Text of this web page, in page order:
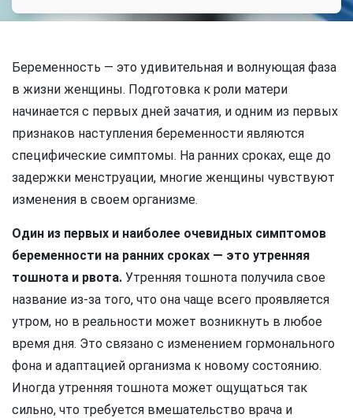
Беременность — это удивительная и волнующая фаза
в жизни женщины. Подготовка к роли матери
начинается с первых дней зачатия, и одним из первых
признаков наступления беременности являются
специфические симптомы. На ранних сроках, еще до
задержки менструации, многие женщины чувствуют
изменения в своем организме.
Один из первых и наиболее очевидных симптомов
беременности на ранних сроках — это утренняя
тошнота и рвота. Утренняя тошнота получила свое
название из-за того, что она чаще всего проявляется
утром, но в реальности может возникнуть в любое
время дня. Это связано с изменением гормонального
фона и адаптацией организма к новому состоянию.
Иногда утренняя тошнота может ощущаться так
сильно, что требуется вмешательство врача и